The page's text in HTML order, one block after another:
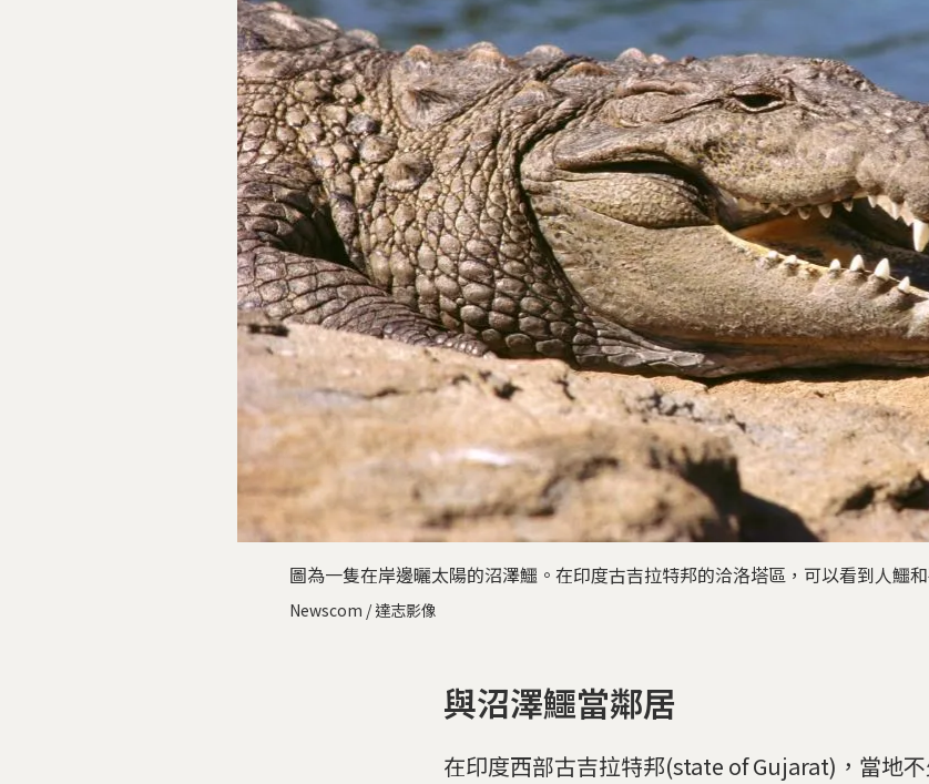
圖為一隻在岸邊曬太陽的沼澤鱷。在印度古吉拉特邦的洽洛塔區，可以看到人鱷
Newscom / 達志影像
與沼澤鱷當鄰居
在印度西部古吉拉特邦(state of Gujarat)，當地